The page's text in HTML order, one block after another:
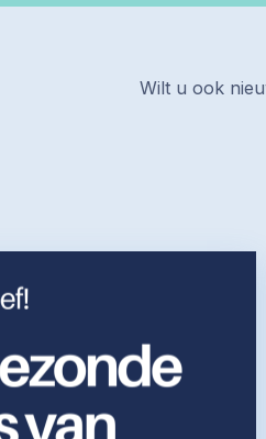
Wilt u ook